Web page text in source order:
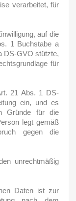
verarbeitet, für
auf die
1 Buchstabe a
DS-GVO stützte,
für
21 Abs. 1 DS-
ein, und es
Gründe für die
legt gemäß
gegen die
unrechtmäßig
Daten ist zur